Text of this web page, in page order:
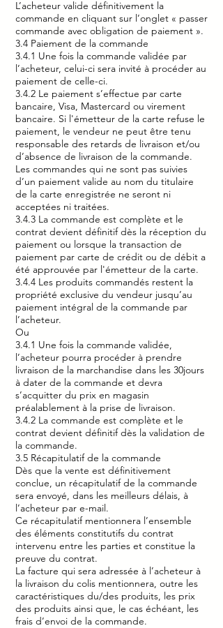
L’acheteur valide définitivement la
commande en cliquant sur l’onglet « passer
commande avec obligation de paiement ».
3.4 Paiement de la commande
3.4.1 Une fois la commande validée par
l’acheteur, celui-ci sera invité à procéder au
paiement de celle-ci.
3.4.2 Le paiement s’effectue par carte
bancaire, Visa, Mastercard ou virement
bancaire. Si l'émetteur de la carte refuse le
paiement, le vendeur ne peut être tenu
responsable des retards de livraison et/ou
d’absence de livraison de la commande.
Les commandes qui ne sont pas suivies
d’un paiement valide au nom du titulaire
de la carte enregistrée ne seront ni
acceptées ni traitées.
3.4.3 La commande est complète et le
contrat devient définitif dès la réception du
paiement ou lorsque la transaction de
paiement par carte de crédit ou de débit a
été approuvée par l'émetteur de la carte.
3.4.4 Les produits commandés restent la
propriété exclusive du vendeur jusqu’au
paiement intégral de la commande par
l’acheteur.
Ou
3.4.1 Une fois la commande validée,
l’acheteur pourra procéder à prendre
livraison de la marchandise dans les 30jours
à dater de la commande et devra
s’acquitter du prix en magasin
préalablement à la prise de livraison.
3.4.2 La commande est complète et le
contrat devient définitif dès la validation de
la commande.
3.5 Récapitulatif de la commande
Dès que la vente est définitivement
conclue, un récapitulatif de la commande
sera envoyé, dans les meilleurs délais, à
l’acheteur par e-mail.
Ce récapitulatif mentionnera l’ensemble
des éléments constitutifs du contrat
intervenu entre les parties et constitue la
preuve du contrat.
La facture qui sera adressée à l’acheteur à
la livraison du colis mentionnera, outre les
caractéristiques du/des produits, les prix
des produits ainsi que, le cas échéant, les
frais d’envoi de la commande.